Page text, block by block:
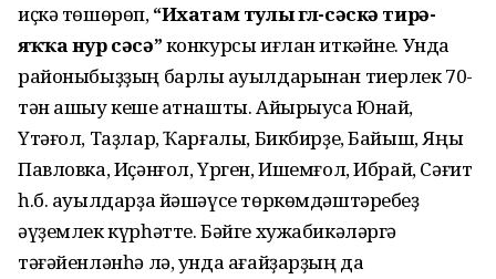
иҫкә төшөрөп,“Ихатам тулы гөл-сәскә тирә-
яҡҡа нур сәсә”конкурсы иғлан иткәйне. Унда
районыбыҙҙың барлыҡ ауылдарынан тиерлек 70-
тән ашыу кеше ҡатнашты. Айырыуса Юнай,
Үтәғол, Таҙлар, Ҡарғалы, Бикбирҙе, Байыш, Яңы
Павловка, Иҫәнғол, Үрген, Ишемғол, Ибрай, Сәғит
һ.б. ауылдарҙа йәшәүсе төркөмдәштәребеҙ
әүҙемлек күрһәтте. Бәйге хужабикәләргә
тәғәйенләнһә лә, унда ағайҙарҙың да